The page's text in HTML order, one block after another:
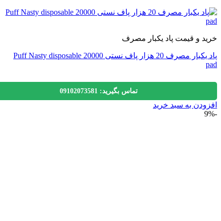
و قیمت پاد یکبار مصرف
پاد یکبار مصرف 20 هزار پاف نستی 20000 Puff Nasty disposable
تماس بگیرید: 09102073581
به سبد خرید